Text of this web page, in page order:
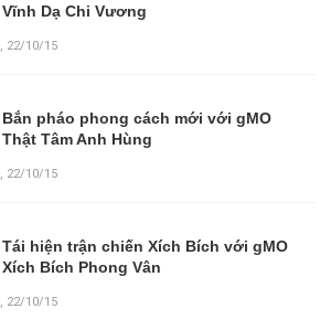
Vĩnh Dạ Chi Vương
, 22/10/15
Bắn pháo phong cách mới với gMO
Thật Tâm Anh Hùng
, 22/10/15
Tái hiện trận chiến Xích Bích với gMO
Xích Bích Phong Vân
, 22/10/15